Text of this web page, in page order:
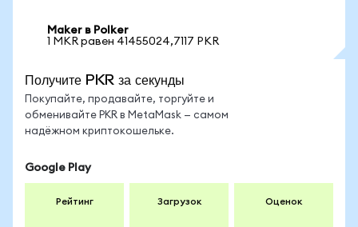
Maker в Polker
1 MKR равен 41455024,7117 PKR
Получите PKR за секунды
Покупайте, продавайте, торгуйте и
обменивайте PKR в MetaMask — самом
надёжном криптокошельке.
Google Play
Рейтинг Загрузок Оценок